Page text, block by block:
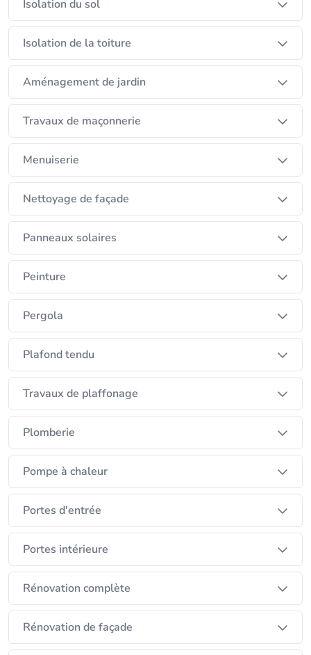
Isolation du sol
Isolation de la toiture
Aménagement de jardin
Travaux de maçonnerie
Menuiserie
Nettoyage de façade
Panneaux solaires
Peinture
Pergola
Plafond tendu
Travaux de plaffonage
Plomberie
Pompe à chaleur
Portes d'entrée
Portes intérieure
Rénovation complète
Rénovation de façade